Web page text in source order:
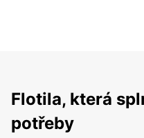
Flotila, která
potřeby